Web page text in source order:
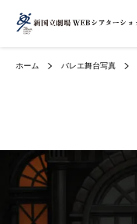
ホーム バレエ舞台写真